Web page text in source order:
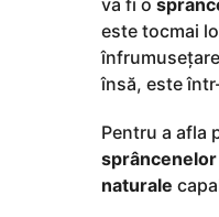
va fi o
este tocmai
însă, este
Pentru a afla
sprâncenelor
naturale